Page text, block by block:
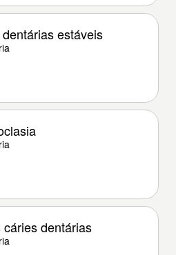
estáveis
dentárias